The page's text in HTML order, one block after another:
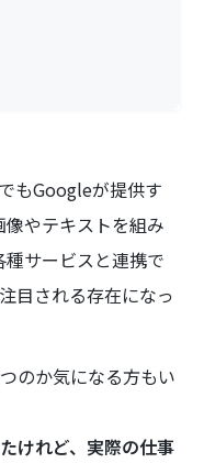
もGoogleが提供す
やテキストを組み
サービスと連携で
目される存在になっ
のか気になる方もい
けれど、実際の仕事